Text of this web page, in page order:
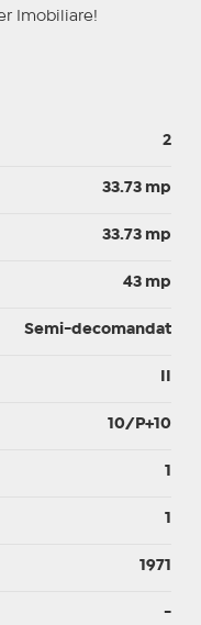
Imobiliare!
2
33.73 mp
33.73 mp
43 mp
Semi-decomandat
10/P+10
1
1
1971
-